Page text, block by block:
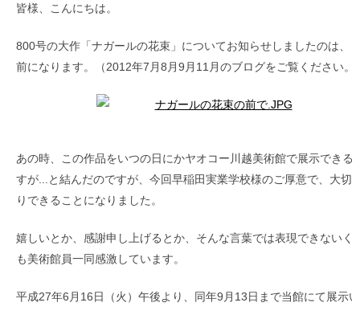
皆様、こんにちは。
800号の大作「ナガールの花束」についてお知らせしましたのは、
前になります。（2012年7月8月9月11月のブログをご覧ください。
あの時、この作品をいつの日にかヤオコー川越美術館で展示できる
すが...と結んだのですが、今回早稲田実業学校様のご厚意で、大切
りできることになりました。
嬉しいとか、感謝申し上げるとか、そんな言葉では表現できないく
も美術館員一同感激しています。
平成27年6月16日（火）午後より、同年9月13日まで当館にて展示